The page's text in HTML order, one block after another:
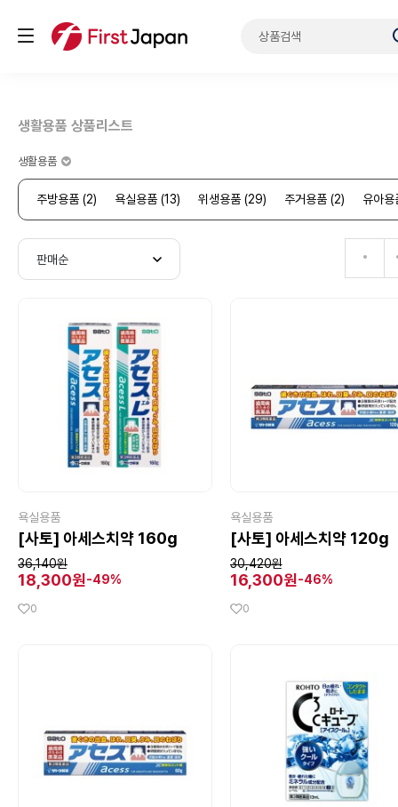
생활용품 상품리스트
생활용품
주방용품 (2) 욕실용품 (13) 위생용품 (29) 주거용품 (2) 유아
욕실용품
[사토] 아세스치약 160g
36,140원
18,300원-49%
0
욕실용품
[사토] 아세스치약 120g
30,420원
16,300원-46%
0